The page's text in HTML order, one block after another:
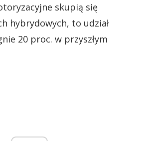
skupią się
hybrydowych, to udział
20 proc. w przyszłym